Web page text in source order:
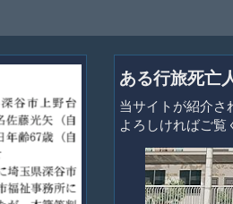
ある行旅死亡
当サイトが紹介さ
よろしければご覧